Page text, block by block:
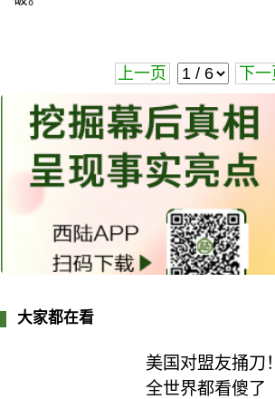
上一页 下
大家都在看
美国对盟友捅刀
全世界都看傻了